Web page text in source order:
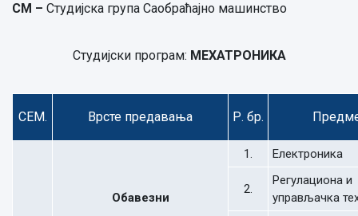
СМ – Студијска група Саобраћајно машинство
Студијски програм: МЕХАТРОНИКА
СЕМ. Врсте предавања Р. бр.
Обавезни
1. Електроника
2.
Регулациона и
управљачка